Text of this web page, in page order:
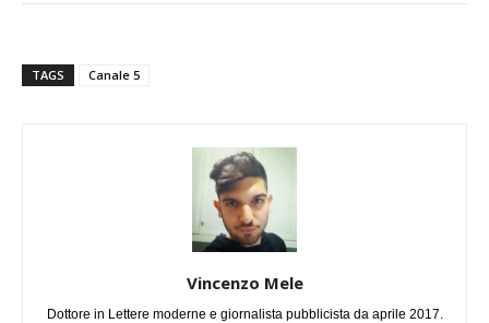
TAGS Canale 5
Vincenzo Mele
Dottore in Lettere moderne e giornalista pubblicista da aprile 2017.